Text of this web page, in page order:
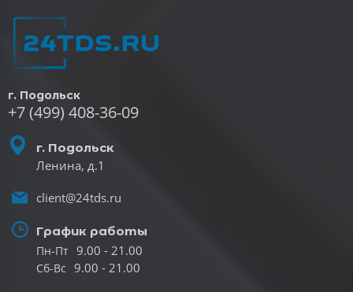
г. Подольск
+7 (499) 408-36-09
г. Подольск
Ленина, д.1
client@24tds.ru
График работы
Пн-Пт 9.00 - 21.00
Сб-Вс 9.00 - 21.00